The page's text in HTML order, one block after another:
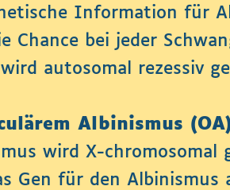
Information für
Chance bei jeder
autosomal rezessiv
Albinismus
wird X-chromosomal
Gen für den Albinismus